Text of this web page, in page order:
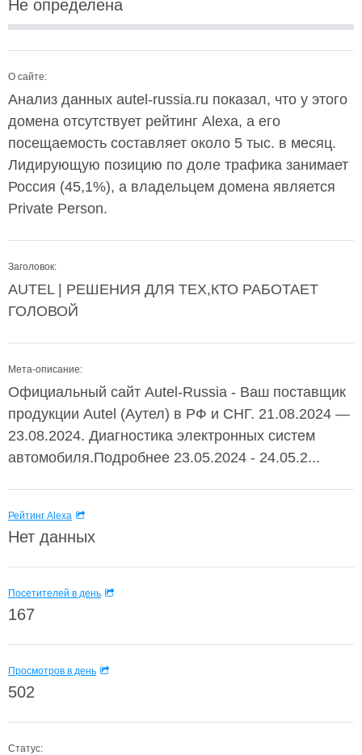
Не определена
О сайте:
Анализ данных autel-russia.ru показал, что у этого
домена отсутствует рейтинг Alexa, а его
посещаемость составляет около 5 тыс. в месяц.
Лидирующую позицию по доле трафика занимает
Россия (45,1%), а владельцем домена является
Private Person.
Заголовок:
AUTEL | РЕШЕНИЯ ДЛЯ ТЕХ,КТО РАБОТАЕТ
ГОЛОВОЙ
Мета-описание:
Официальный сайт Autel-Russia - Ваш поставщик
продукции Autel (Аутел) в РФ и СНГ. 21.08.2024 —
23.08.2024. Диагностика электронных систем
автомобиля.Подробнее 23.05.2024 - 24.05.2...
Рейтинг Alexa
Нет данных
Посетителей в день
167
Просмотров в день
502
Статус: